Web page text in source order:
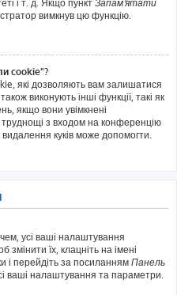
і т. д. Якщо пункт Запам'ятати
вимкнув цю функцію.
cookie"?
які дозволяють вам залишатися
виконують інші функції, такі як
якщо вони увімкнені
труднощі з входом на конференцію
куків може допомогти.
усі ваші налаштування
їх, клацніть на імені
і перейдіть за посиланням Панель
ваші налаштування та параметри.